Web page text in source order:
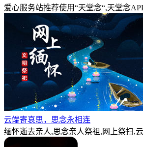
爱心服务站推荐使用“天堂念“,天堂念
云端寄哀思，思念永相连
缅怀逝去亲人,思念亲人祭祖,网上祭扫,